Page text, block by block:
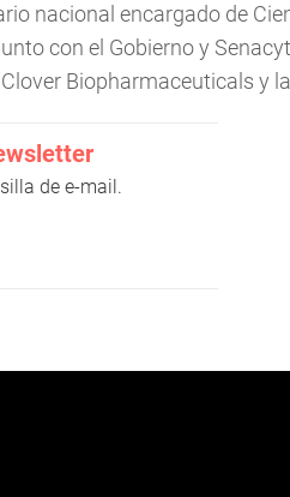
nacional encargado de
con el Gobierno y
Biopharmaceuticals y
de e-mail.